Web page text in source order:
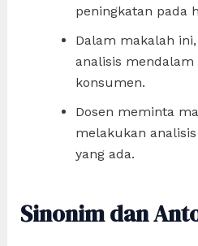
peningkatan pada
Dalam makalah
analisis
konsumen.
Dosen meminta
melakukan
yang ada.
Sinonim dan